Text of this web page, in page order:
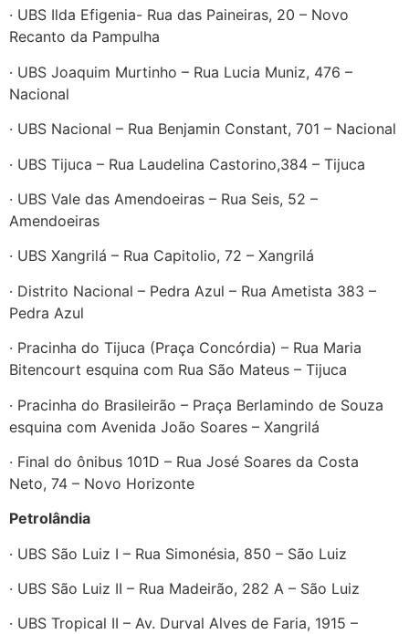
· UBS Ilda Efigenia- Rua das Paineiras, 20 – Novo
Recanto da Pampulha
· UBS Joaquim Murtinho – Rua Lucia Muniz, 476 –
Nacional
· UBS Nacional – Rua Benjamin Constant, 701 – Nacional
· UBS Tijuca – Rua Laudelina Castorino,384 – Tijuca
· UBS Vale das Amendoeiras – Rua Seis, 52 –
Amendoeiras
· UBS Xangrilá – Rua Capitolio, 72 – Xangrilá
· Distrito Nacional – Pedra Azul – Rua Ametista 383 –
Pedra Azul
· Pracinha do Tijuca (Praça Concórdia) – Rua Maria
Bitencourt esquina com Rua São Mateus – Tijuca
· Pracinha do Brasileirão – Praça Berlamindo de Souza
esquina com Avenida João Soares – Xangrilá
· Final do ônibus 101D – Rua José Soares da Costa
Neto, 74 – Novo Horizonte
Petrolândia
· UBS São Luiz I – Rua Simonésia, 850 – São Luiz
· UBS São Luiz II – Rua Madeirão, 282 A – São Luiz
· UBS Tropical II – Av. Durval Alves de Faria, 1915 –